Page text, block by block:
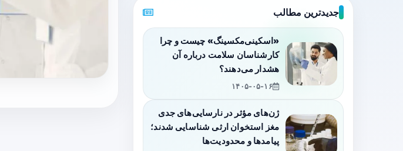
جدیدترین مطالب
«اسکینی‌مکسینگ» چیست و چرا
کارشناسان سلامت درباره آن
هشدار می‌دهند؟
۱۴۰۵-۰۵-۱۶
ژن‌های مؤثر در نارسایی‌های جدی
مغز استخوان ارثی شناسایی شدند؛
پیامدها و محدودیت‌ها